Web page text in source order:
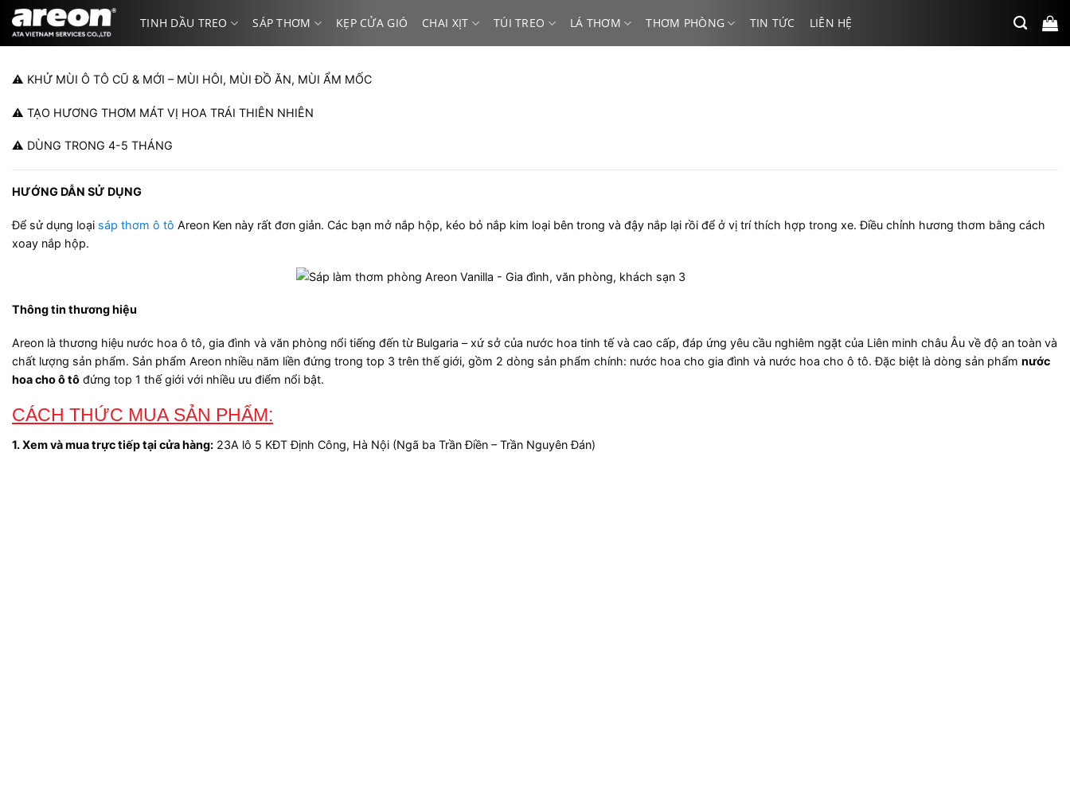
qua
nội
TINH DẦU TREO SÁP THƠM KẸP CỬA GIÓ CHAI XỊT TÚI TREO LÁ THƠM THƠM PHÒNG TIN TỨC LIÊN HỆ
⚠ KHỬ MÙI Ô TÔ CŨ & MỚI – MÙI HÔI, MÙI ĐỒ ĂN, MÙI ẨM MỐC
⚠ TẠO HƯƠNG THƠM MÁT VỊ HOA TRÁI THIÊN NHIÊN
⚠ DÙNG TRONG 4-5 THÁNG
HƯỚNG DẪN SỬ DỤNG
Để sử dụng loại sáp thơm ô tô Areon Ken này rất đơn giản. Các bạn mở nắp hộp, kéo bỏ nắp kim loại bên trong và đậy nắp lại rồi để ở vị trí thích hợp trong xe. Điều chỉnh hương thơm bằng cách
xoay nắp hộp.
Thông tin thương hiệu
Areon là thương hiệu nước hoa ô tô, gia đình và văn phòng nổi tiếng đến từ Bulgaria – xứ sở của nước hoa tinh tế và cao cấp, đáp ứng yêu cầu nghiêm ngặt của Liên minh châu Âu về độ an toàn và
chất lượng sản phẩm. Sản phẩm Areon nhiều năm liền đứng trong top 3 trên thế giới, gồm 2 dòng sản phẩm chính: nước hoa cho gia đình và nước hoa cho ô tô. Đặc biệt là dòng sản phẩm nước
hoa cho ô tô đứng top 1 thế giới với nhiều ưu điểm nổi bật.
CÁCH THỨC MUA SẢN PHẨM:
1. Xem và mua trực tiếp tại cửa hàng: 23A lô 5 KĐT Định Công, Hà Nội (Ngã ba Trần Điền – Trần Nguyên Đán)